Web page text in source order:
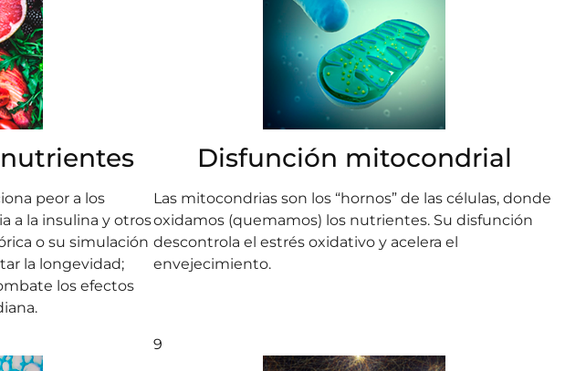
peor a los
a la insulina y otros
o su simulación
la longevidad;
los efectos
Disfunción mitocondrial
Las mitocondrias son los “hornos” de las células, donde
oxidamos (quemamos) los nutrientes. Su disfunción
descontrola el estrés oxidativo y acelera el
envejecimiento.
9